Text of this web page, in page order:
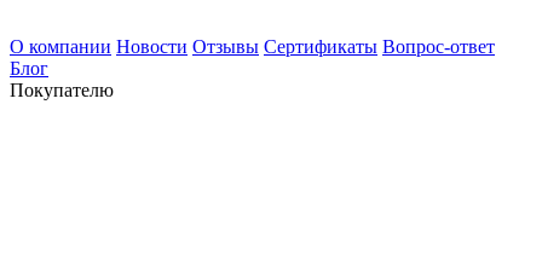
О компании Новости Отзывы Сертификаты Вопрос-ответ
Блог
Покупателю